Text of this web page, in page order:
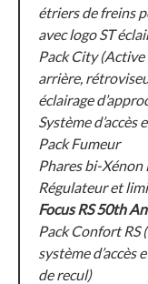
étriers de freins
avec logo ST
Pack City
arrière,
éclairage
Système d’accès
Pack Fumeur
Phares bi-Xénon
Régulateur et
Focus RS 50th
Pack Confort RS
système d’accès
de recul)